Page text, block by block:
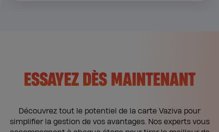
ESSAYEZ DÈS MAINTENANT
Découvrez tout le potentiel de la carte Vaziva pour
simplifier la gestion de vos avantages. Nos experts vous